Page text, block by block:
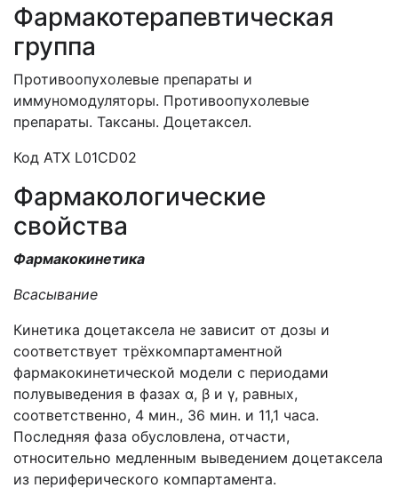
Фармакотерапевтическая
группа
Противоопухолевые препараты и
иммуномодуляторы. Противоопухолевые
препараты. Таксаны. Доцетаксел.
Код АТХ L01CD02
Фармакологические
свойства
Фармакокинетика
Всасывание
Кинетика доцетаксела не зависит от дозы и
соответствует трёхкомпартаментной
фармакокинетической модели с периодами
полувыведения в фазах α, β и γ, равных,
соответственно, 4 мин., 36 мин. и 11,1 часа.
Последняя фаза обусловлена, отчасти,
относительно медленным выведением доцетаксела
из периферического компартамента.